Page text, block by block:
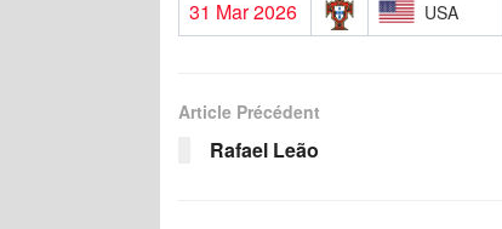
31 Mar 2026
USA
Article Précédent
Rafael Leão